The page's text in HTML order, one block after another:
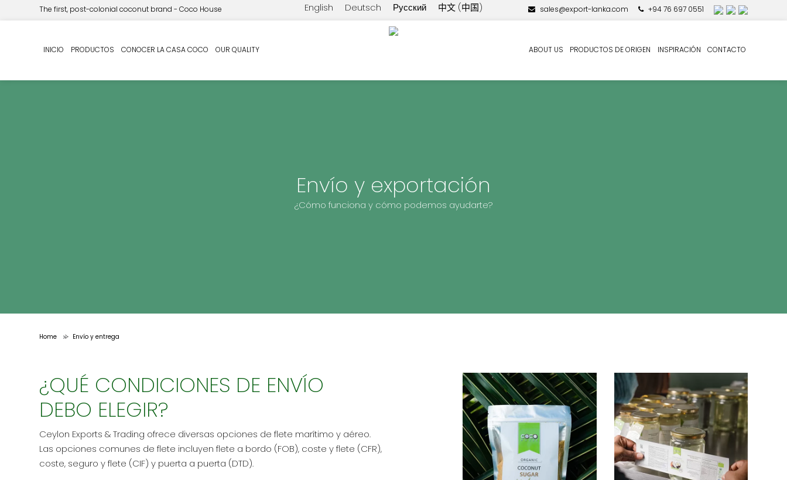
The first, post-colonial coconut brand - Coco House English Deutsch Русский 中文 (中国) sales@export-lanka.com +94 76 697 0551
INICIO PRODUCTOS CONOCER LA CASA COCO OUR QUALITY ABOUT US PRODUCTOS DE ORIGEN INSPIRACIÓN CONTACTO
Envío y exportación
¿Cómo funciona y cómo podemos ayudarte?
Home > Envío y entrega
¿QUÉ CONDICIONES DE ENVÍO
DEBO ELEGIR?
Ceylon Exports & Trading ofrece diversas opciones de flete marítimo y aéreo.
Las opciones comunes de flete incluyen flete a bordo (FOB), coste y flete (CFR),
coste, seguro y flete (CIF) y puerta a puerta (DTD).